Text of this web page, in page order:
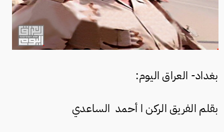
بغداد- العراق اليوم:
بقلم الفريق الركن ا أحمد الساعدي